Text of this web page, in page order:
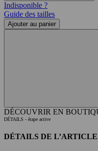
Indisponible ?
Guide des tailles
Ajouter au panier
DÉCOUVRIR EN
DÉTAILS - étape active
DÉTAILS DE L’ARTICLE